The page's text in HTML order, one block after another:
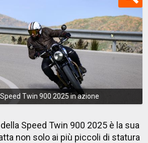
Twin 900 2025 in azione
Speed Twin 900 2025 è la sua
non solo ai più piccoli di statura